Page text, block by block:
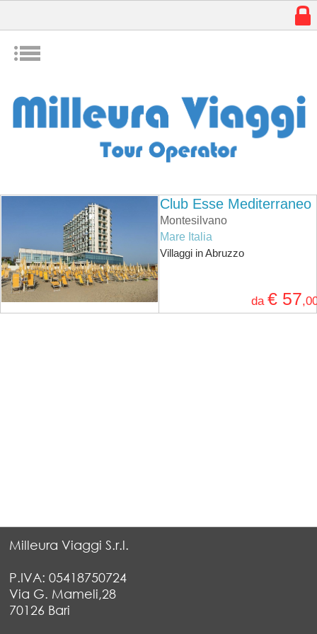
w
I
Club Esse Mediterraneo
Montesilvano
Mare Italia
Villaggi in Abruzzo
da€ 57
Milleura Viaggi S.r.l.
P.IVA: 05418750724
Via G. Mameli,28
70126 Bari